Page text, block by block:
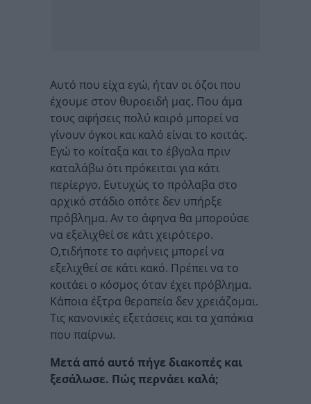
Αυτό που είχα εγώ, ήταν οι όζοι που
έχουμε στον θυροειδή μας. Που άμα
τους αφήσεις πολύ καιρό μπορεί να
γίνουν όγκοι και καλό είναι το κοιτάς.
Εγώ το κοίταξα και το έβγαλα πριν
καταλάβω ότι πρόκειται για κάτι
περίεργο. Ευτυχώς το πρόλαβα στο
αρχικό στάδιο οπότε δεν υπήρξε
πρόβλημα. Αν το άφηνα θα μπορούσε
να εξελιχθεί σε κάτι χειρότερο.
Ο,τιδήποτε το αφήνεις μπορεί να
εξελιχθεί σε κάτι κακό. Πρέπει να το
κοιτάει ο κόσμος όταν έχει πρόβλημα.
Κάποια έξτρα θεραπεία δεν χρειάζομαι.
Τις κανονικές εξετάσεις και τα χαπάκια
που παίρνω.
Μετά από αυτό πήγε διακοπές και
ξεσάλωσε. Πώς περνάει καλά;